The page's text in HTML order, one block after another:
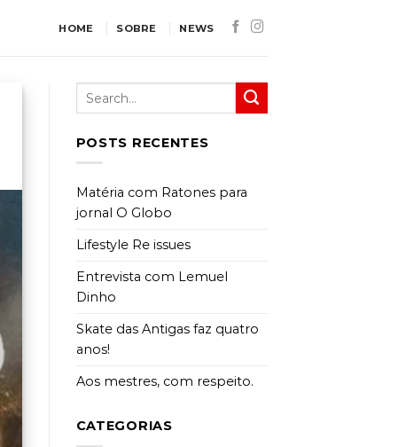
HOME SOBRE NEWS
POSTS RECENTES
Matéria com Ratones para
jornal O Globo
Lifestyle Re issues
Entrevista com Lemuel
Dinho
Skate das Antigas faz quatro
anos!
Aos mestres, com respeito.
CATEGORIAS